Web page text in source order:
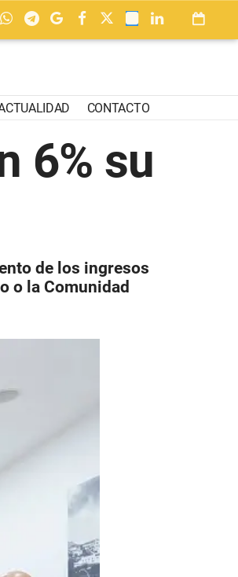
CONTACTO
6% su
de los ingresos
o la Comunidad